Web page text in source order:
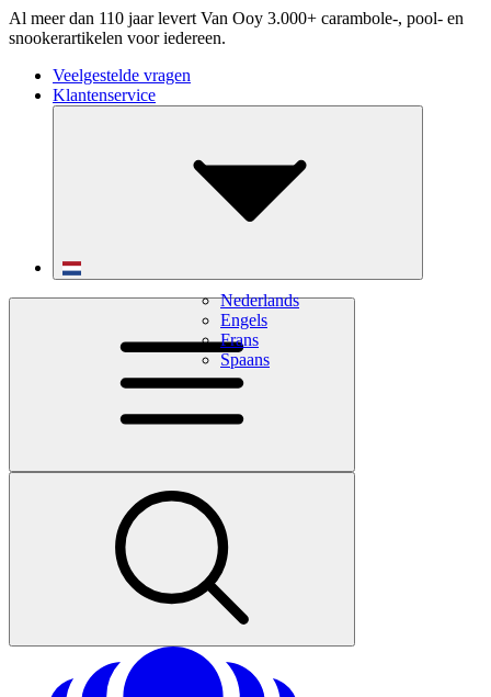
Al meer dan 110 jaar levert Van Ooy 3.000+ carambole-, pool- en
snookerartikelen voor iedereen.
Veelgestelde vragen
Klantenservice
Nederlands
Engels
Frans
Spaans